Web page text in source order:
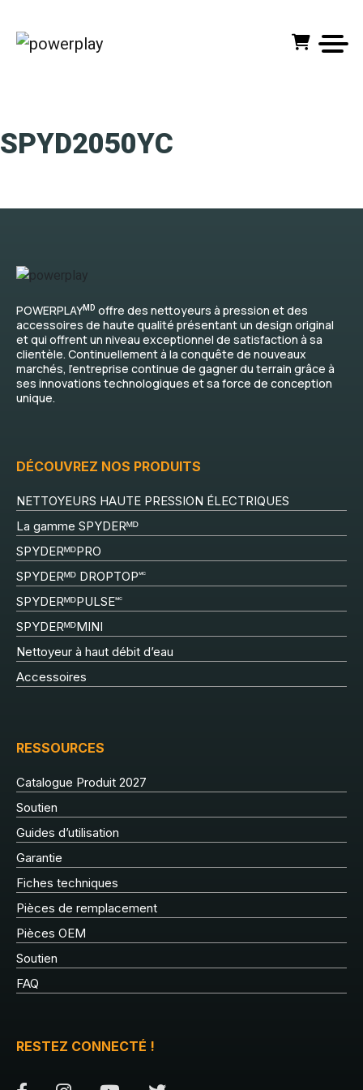
SPYD2050YC
POWERPLAYMD offre des nettoyeurs à pression et des
accessoires de haute qualité présentant un design original
et qui offrent un niveau exceptionnel de satisfaction à sa
clientèle. Continuellement à la conquête de nouveaux
marchés, l’entreprise continue de gagner du terrain grâce à
ses innovations technologiques et sa force de conception
unique.
DÉCOUVREZ NOS PRODUITS
NETTOYEURS HAUTE PRESSION ÉLECTRIQUES
La gamme SPYDERᴹᴰ
SPYDERᴹᴰPRO
SPYDERᴹᴰ DROPTOP🅪
SPYDERᴹᴰPULSE🅪
SPYDERᴹᴰMINI
Nettoyeur à haut débit d’eau
Accessoires
RESSOURCES
Catalogue Produit 2027
Soutien
Guides d’utilisation
Garantie
Fiches techniques
Pièces de remplacement
Pièces OEM
Soutien
FAQ
RESTEZ CONNECTÉ !